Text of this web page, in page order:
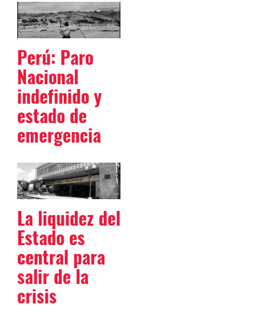
Perú: Paro
Nacional
indefinido y
estado de
emergencia
La liquidez del
Estado es
central para
salir de la
crisis